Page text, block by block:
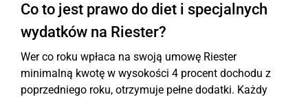
Co to jest prawo do diet i specjalnych
wydatków na Riester?
Wer co roku wpłaca na swoją umowę Riester
minimalną kwotę w wysokości 4 procent dochodu z
poprzedniego roku, otrzymuje pełne dodatki. Każdy